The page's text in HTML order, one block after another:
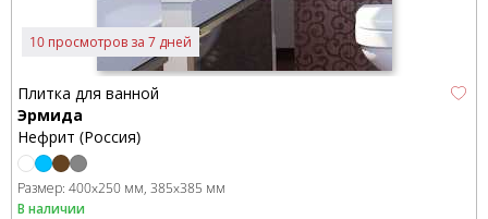
10 просмотров за 7 дней
Плитка для ванной
Эрмида
Нефрит (Россия)
Размер: 400x250 мм 385x385 мм
В наличии